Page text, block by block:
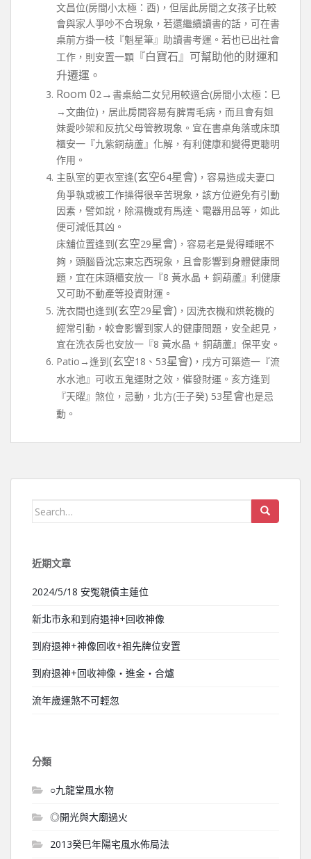
文昌位(房間小太極：酉)，但居此房間之女孩子比較
會與家人爭吵不合現象，若還繼續讀書的話，可在書
桌前方掛一枝『魁星筆』助讀書考運。若也已出社會
工作，則安置一顆 『白寶石』可幫助他的財運和
升遷運。
Room 02→書桌給二女兒用較適合(房間小太極：巳
→文曲位)，居此房間容易有脾胃毛病，而且會有姐
妹愛吵架和反抗父母管教現象。宜在書桌角落或床頭
櫃安一『九紫銅葫蘆』化解，有利健康和變得更聰明
作用。
主臥室的更衣室逢(玄空64星會) ，容易造成夫妻口
角爭執或被工作操得很辛苦現象，該方位避免有引動
因素，譬如說，除濕機或有馬達、電器用品等，如此
便可減低其凶。
床舖位置逢到(玄空29星會) ，容易老是覺得睡眠不
夠，頭腦昏沈忘東忘西現象，且會影響到身體健康問
題，宜在床頭櫃安放一『8 黃水晶 + 銅葫蘆』利健康
又可助不動產等投資財運。
洗衣間也逢到(玄空29星會) ，因洗衣機和烘乾機的
經常引動，較會影響到家人的健康問題，安全起見，
宜在洗衣房也安放一『8 黃水晶 + 銅葫蘆』保平安。
Patio→逢到(玄空18、53星會) ，戌方可築造一『流
水水池』可收五鬼運財之效，催發財運。亥方逢到
『天曜』煞位，忌動，北方(壬子癸) 53星會也是忌
動。
Search for:
近期文章
2024/5/18 安冤親債主蓮位
新北市永和到府退神+回收神像
到府退神+神像回收+祖先牌位安置
到府退神+回收神像‧進金‧合爐
流年歲運煞不可輕忽
分類
○九龍堂風水物
◎開光與大廟過火
2013癸巳年陽宅風水佈局法